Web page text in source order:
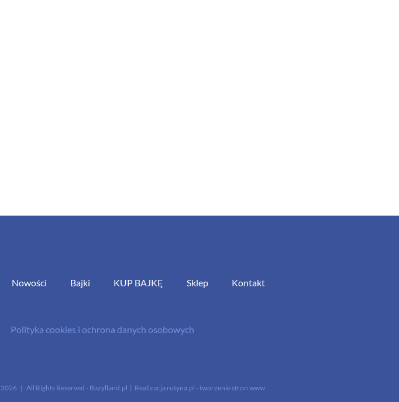
Nowości Bajki KUP BAJKĘ Sklep Kontakt
Polityka cookies i ochrona danych osobowych
2026 | All Rights Reserved - Bazylland.pl | Realizacja rutyna.pl - tworzenie stron www